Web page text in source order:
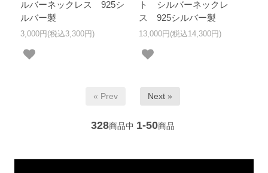
ルバーネックレス 925シ
ルバー製
3,000円(税込3,300円)
ト シルバーネックレ
ス 925シルバー製
13,000円(税込14,300円)
« Prev Next »
328商品中 1-50商品